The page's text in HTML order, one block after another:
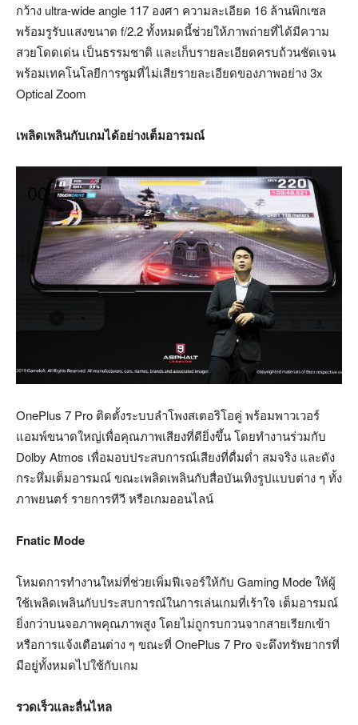
กว้าง ultra-wide angle 117 องศา ความละเอียด 16 ล้านพิกเซล
พร้อมรูรับแสงขนาด f/2.2 ทั้งหมดนี้ช่วยให้ภาพถ่ายที่ได้มีความ
สวยโดดเด่น เป็นธรรมชาติ และเก็บรายละเอียดครบถ้วนชัดเจน
พร้อมเทคโนโลยีการซูมที่ไม่เสียรายละเอียดของภาพอย่าง 3x
Optical Zoom
เพลิดเพลินกับเกมได้อย่างเต็มอารมณ์
OnePlus 7 Pro ติดตั้งระบบลำโพงสเตอริโอคู่ พร้อมพาวเวอร์
แอมพ์ขนาดใหญ่เพื่อคุณภาพเสียงที่ดียิ่งขึ้น โดยทำงานร่วมกับ
Dolby Atmos เพื่อมอบประสบการณ์เสียงที่ดื่มด่ำ สมจริง และดัง
กระหึ่มเต็มอารมณ์ ขณะเพลิดเพลินกับสื่อบันเทิงรูปแบบต่าง ๆ ทั้ง
ภาพยนตร์ รายการทีวี หรือเกมออนไลน์
Fnatic Mode
โหมดการทำงานใหม่ที่ช่วยเพิ่มฟีเจอร์ให้กับ Gaming Mode ให้ผู้
ใช้เพลิดเพลินกับประสบการณ์ในการเล่นเกมที่เร้าใจ เต็มอารมณ์
ยิ่งกว่าบนจอภาพคุณภาพสูง โดยไม่ถูกรบกวนจากสายเรียกเข้า
หรือการแจ้งเตือนต่าง ๆ ขณะที่ OnePlus 7 Pro จะดึงทรัพยากรที่
มีอยู่ทั้งหมดไปใช้กับเกม
รวดเร็วและลื่นไหล